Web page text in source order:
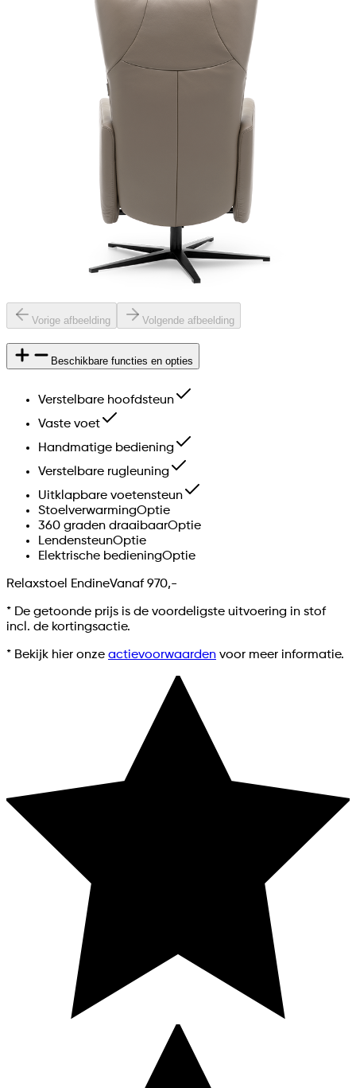
Vorige afbeelding Volgende afbeelding
Beschikbare functies en opties
Verstelbare hoofdsteun
Vaste voet
Handmatige bediening
Verstelbare rugleuning
Uitklapbare voetensteun
StoelverwarmingOptie
360 graden draaibaarOptie
LendensteunOptie
Elektrische bedieningOptie
Relaxstoel EndineVanaf 970,-
* De getoonde prijs is de voordeligste uitvoering in stof
incl. de kortingsactie.
* Bekijk hier onze actievoorwaarden voor meer informatie.